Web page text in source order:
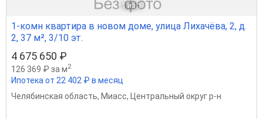
1 из 1
1-комн квартира в новом доме, улица Лихачёва, 2, д.
2, 37 м², 3/10 эт.
4 675 650 ₽
126 369 ₽ за м2
Ипотека от 22 402 ₽ в месяц
Челябинская область, Миасс, Центральный округ р-н